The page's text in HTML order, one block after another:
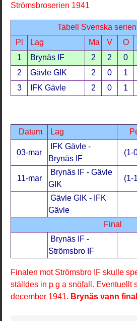
Strömsbroserien 1941
Tabell Svenska
Pl
Lag Ma V O
1
Brynäs IF 2 2 0
2
Gävle GIK 2 0 1
3
IFK Gävle 2 0 1
Datum Lag
03-mar
IFK Gävle -
Brynäs IF
(1-
11-mar
Brynäs IF - Gävle
GIK
(1-
Gävle GIK - IFK
Gävle
Final
Brynäs IF -
Strömsbro IF
Finalen mot Strömsbro IF skulle
ställdes in p g a snöfall. Eventuellt
december 1941. Brynäs vann